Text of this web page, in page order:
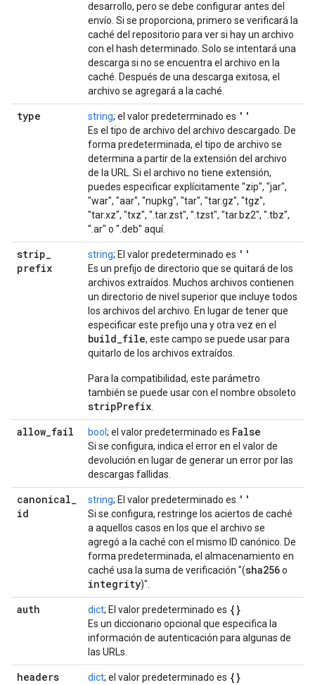
desarrollo, pero se debe configurar antes del
envío. Si se proporciona, primero se verificará la
caché del repositorio para ver si hay un archivo
con el hash determinado. Solo se intentará una
descarga si no se encuentra el archivo en la
caché. Después de una descarga exitosa, el
archivo se agregará a la caché.
type string; el valor predeterminado es ''
Es el tipo de archivo del archivo descargado. De
forma predeterminada, el tipo de archivo se
determina a partir de la extensión del archivo
de la URL. Si el archivo no tiene extensión,
puedes especificar explícitamente "zip", "jar",
"war", "aar", "nupkg", "tar", "tar.gz", "tgz",
"tar.xz", "txz", ".tar.zst", ".tzst", "tar.bz2", ".tbz",
".ar" o ".deb" aquí.
strip_
prefix
string; El valor predeterminado es ''
Es un prefijo de directorio que se quitará de los
archivos extraídos. Muchos archivos contienen
un directorio de nivel superior que incluye todos
los archivos del archivo. En lugar de tener que
especificar este prefijo una y otra vez en el
build_file, este campo se puede usar para
quitarlo de los archivos extraídos.
Para la compatibilidad, este parámetro
también se puede usar con el nombre obsoleto
stripPrefix
allow_fail bool ; el valor predeterminado es False
Si se configura, indica el error en el valor de
devolución en lugar de generar un error por las
descargas fallidas.
canonical_
id
string; El valor predeterminado es ''
Si se configura, restringe los aciertos de caché
a aquellos casos en los que el archivo se
agregó a la caché con el mismo ID canónico. De
forma predeterminada, el almacenamiento en
caché usa la suma de verificación "(sha256o
integrity)".
auth dict; El valor predeterminado es {}
Es un diccionario opcional que especifica la
información de autenticación para algunas de
las URLs.
headers dict; el valor predeterminado es {}